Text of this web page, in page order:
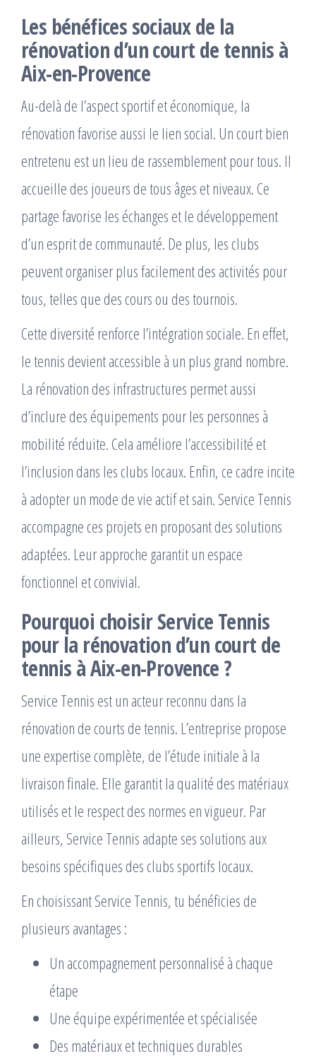
Les bénéfices sociaux de la
rénovation d’un court de tennis à
Aix-en-Provence
Au-delà de l’aspect sportif et économique, la
rénovation favorise aussi le lien social. Un court bien
entretenu est un lieu de rassemblement pour tous. Il
accueille des joueurs de tous âges et niveaux. Ce
partage favorise les échanges et le développement
d’un esprit de communauté. De plus, les clubs
peuvent organiser plus facilement des activités pour
tous, telles que des cours ou des tournois.
Cette diversité renforce l’intégration sociale. En effet,
le tennis devient accessible à un plus grand nombre.
La rénovation des infrastructures permet aussi
d’inclure des équipements pour les personnes à
mobilité réduite. Cela améliore l’accessibilité et
l’inclusion dans les clubs locaux. Enfin, ce cadre incite
à adopter un mode de vie actif et sain. Service Tennis
accompagne ces projets en proposant des solutions
adaptées. Leur approche garantit un espace
fonctionnel et convivial.
Pourquoi choisir Service Tennis
pour la rénovation d’un court de
tennis à Aix-en-Provence?
Service Tennis est un acteur reconnu dans la
rénovation de courts de tennis. L’entreprise propose
une expertise complète, de l’étude initiale à la
livraison finale. Elle garantit la qualité des matériaux
utilisés et le respect des normes en vigueur. Par
ailleurs, Service Tennis adapte ses solutions aux
besoins spécifiques des clubs sportifs locaux.
En choisissant Service Tennis, tu bénéficies de
plusieurs avantages :
Un accompagnement personnalisé à chaque
étape
Une équipe expérimentée et spécialisée
Des matériaux et techniques durables